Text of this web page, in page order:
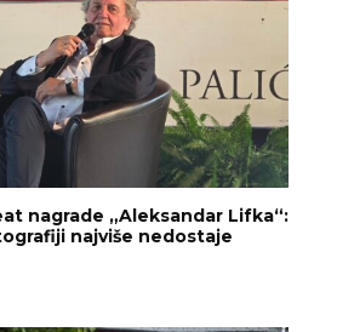
nagrade „Aleksandar Lifka“:
najviše nedostaje